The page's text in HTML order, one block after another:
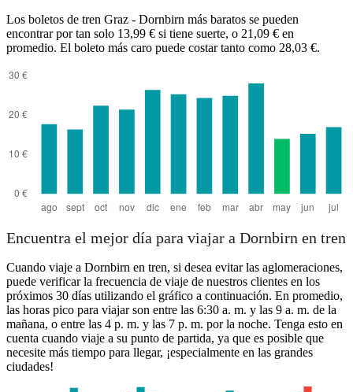
Graz
Dornbirn
Los boletos de tren Graz - Dornbirn más baratos se pueden
encontrar por tan solo 13,99 € si tiene suerte, o 21,09 € en
promedio. El boleto más caro puede costar tanto como 28,03 €.
Encuentra el mejor día para viajar a Dornbirn en tren
Cuando viaje a Dornbirn en tren, si desea evitar las aglomeraciones,
puede verificar la frecuencia de viaje de nuestros clientes en los
próximos 30 días utilizando el gráfico a continuación. En promedio,
las horas pico para viajar son entre las 6:30 a. m. y las 9 a. m. de la
mañana, o entre las 4 p. m. y las 7 p. m. por la noche. Tenga esto en
cuenta cuando viaje a su punto de partida, ya que es posible que
necesite más tiempo para llegar, ¡especialmente en las grandes
ciudades!